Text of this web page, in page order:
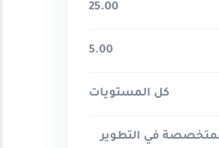
25.00
5.00
كل المستويات
في التطوير